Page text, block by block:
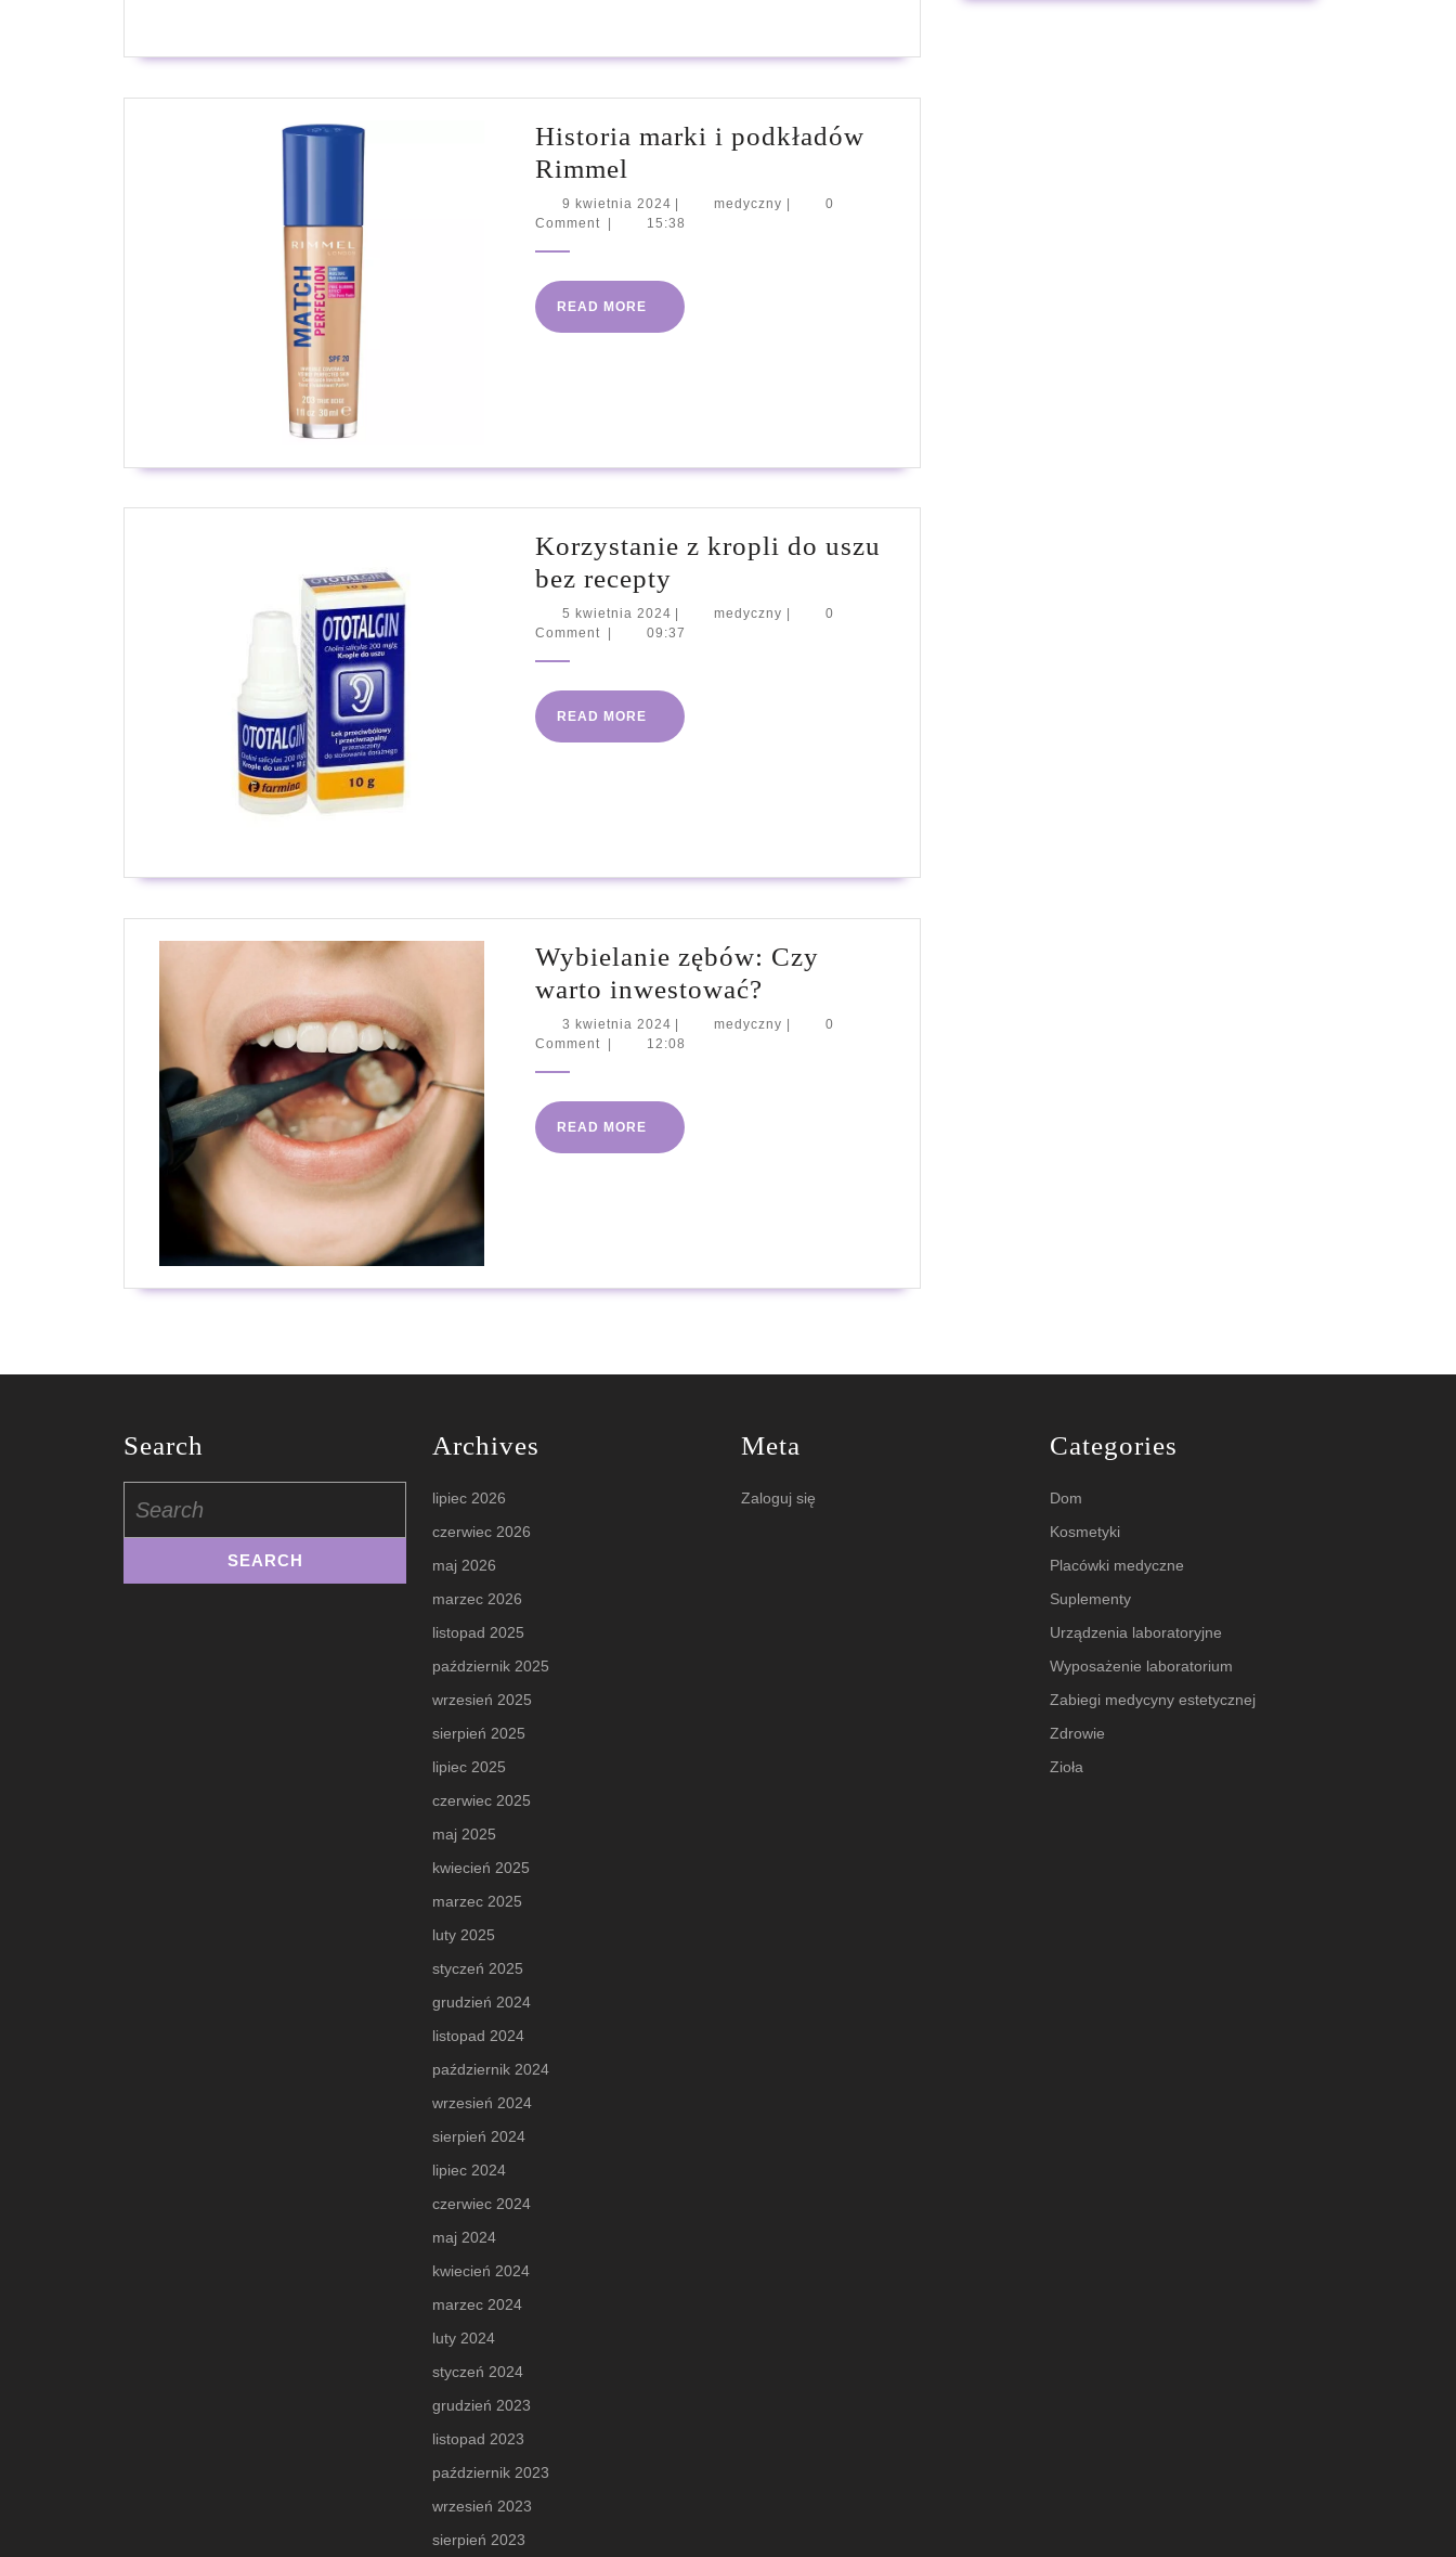
medyczny
domowego
Historia marki i podkładów
Rimmel
marki
Rimmel
9 kwietnia 2024 9
kwietnia
| medyczny medyczny
|
0
Comment
| 15:38
READ MORE
READ
MORE
Korzystanie z kropli do uszu
bez recepty
z
kropli
uszu
bez
5 kwietnia 2024 5
kwietnia
medyczny medyczny
0
Comment
09:37
READ MORE
READ
MORE
Wybielanie zębów: Czy
warto inwestować?
zębów:
3 kwietnia 2024 3
kwietnia
medyczny medyczny
0
Comment
12:08
READ MORE
READ
MORE
Search
for:
Archives
lipiec 2026
czerwiec 2026
maj 2026
marzec 2026
listopad 2025
październik 2025
wrzesień 2025
sierpień 2025
lipiec 2025
czerwiec 2025
maj 2025
kwiecień 2025
marzec 2025
luty 2025
styczeń 2025
grudzień 2024
listopad 2024
październik 2024
wrzesień 2024
sierpień 2024
lipiec 2024
czerwiec 2024
maj 2024
kwiecień 2024
marzec 2024
luty 2024
styczeń 2024
grudzień 2023
listopad 2023
październik 2023
wrzesień 2023
sierpień 2023
Meta
Zaloguj się
Categories
Dom
Kosmetyki
Placówki medyczne
Suplementy
Urządzenia laboratoryjne
Wyposażenie laboratorium
Zabiegi medycyny estetycznej
Zdrowie
Zioła